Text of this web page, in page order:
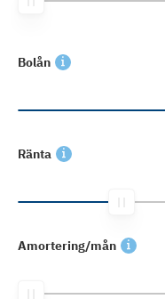
Bolån
Ränta
Amortering/mån